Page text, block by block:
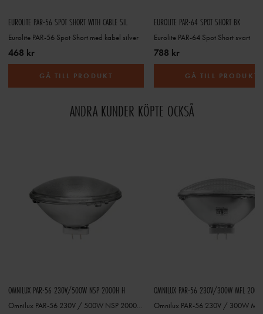
EUROLITE PAR-56 SPOT SHORT WITH CABLE SIL
Eurolite PAR-56 Spot Short med kabel silver
468 kr
GÅ TILL PRODUKT
EUROLITE PAR-64 SPOT SHORT BK
Eurolite PAR-64 Spot Short svart
788 kr
GÅ TILL PRODUKT
ANDRA KUNDER KÖPTE OCKSÅ
OMNILUX PAR-56 230V/500W NSP 2000H H
Omnilux PAR-56 230V / 500W NSP 2000h H
OMNILUX PAR-56 230V/300W MFL